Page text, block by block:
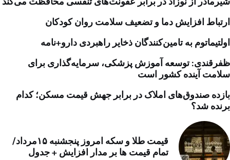
ارتباط افزایش دما و تضعیف سلامت روان کودکان
اولتیماتوم به تامین‌کنندگان ذخایر راهبردی دارو+نامه
ظفرقندی: توسعه آموزش پزشکی، سرمایه‌گذاری برای
سلامت آینده کشور است
بازده صندوق‌های املاک در برابر جهش قیمت مسکن؛ کدام
برنده شد؟
قیمت طلا و سکه امروز پنجشنبه ۱۵مرداد/
تمام قیمت ها بر مدار افزایش + جدول